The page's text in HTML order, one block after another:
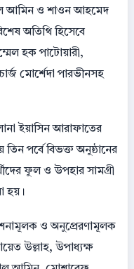
আমিন ও শাওন আহমেদ
অতিথি হিসেবে
হক পাটোয়ারী,
মোর্শেদা পারভীনসহ
ইয়াসিন আরাফাতের
পর্বে বিভক্ত অনুষ্ঠানের
ফুল ও উপহার সামগ্রী
হয়।
ও অনুপ্রেরণামূলক
উল্লাহ, উপাধ্যক্ষ